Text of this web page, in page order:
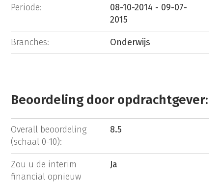
Periode:
08-10-2014 - 09-07-
2015
Branches: Onderwijs
Beoordeling door opdrachtgever:
Overall beoordeling
(schaal 0-10):
8.5
Zou u de interim
financial opnieuw
Ja